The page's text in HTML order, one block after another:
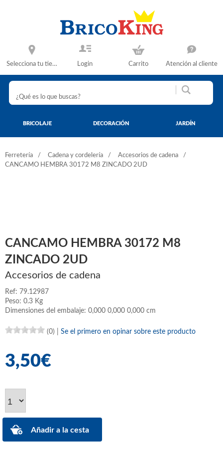
Selecciona tu tienda Login Carrito Atención al cliente
BRICOLAJE DECORACIÓN JARDÍN
Ferretería Cadena y cordelería
Accesorios de cadena
CANCAMO HEMBRA 30172 M8 ZINCADO 2UD
CANCAMO HEMBRA 30172 M8
ZINCADO 2UD
Accesorios de cadena
Ref: 79.12987
Peso: 0.3 Kg
Dimensiones del embalaje: 0,000 0,000 0,000 cm
(0) Se el primero en opinar sobre este producto
3,50€